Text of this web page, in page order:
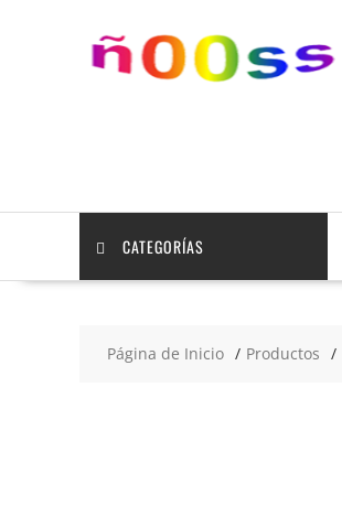
CATEGORÍAS
Página de Inicio Productos